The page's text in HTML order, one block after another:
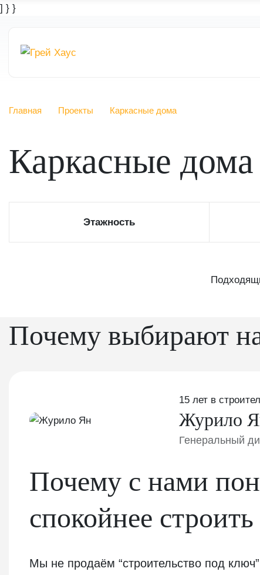
] } }
Главная Проекты Каркасные дома
Каркасные
Этажность
Почему выбирают
15 лет в
Журило
Генеральный
Почему с нами
спокойнее
Мы не продаём “строительство под